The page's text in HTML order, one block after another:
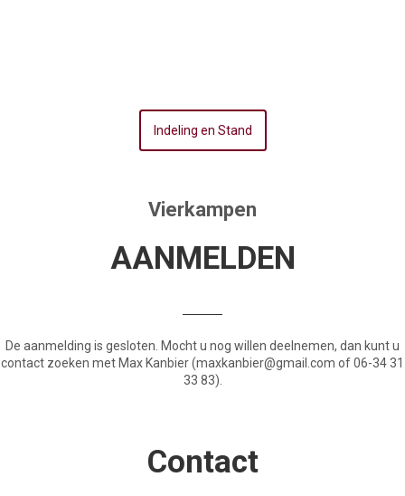
Indeling en Stand
Vierkampen
AANMELDEN
De aanmelding is gesloten. Mocht u nog willen deelnemen, dan kunt u
contact zoeken met Max Kanbier (maxkanbier@gmail.com of 06-34 31
33 83).
Contact